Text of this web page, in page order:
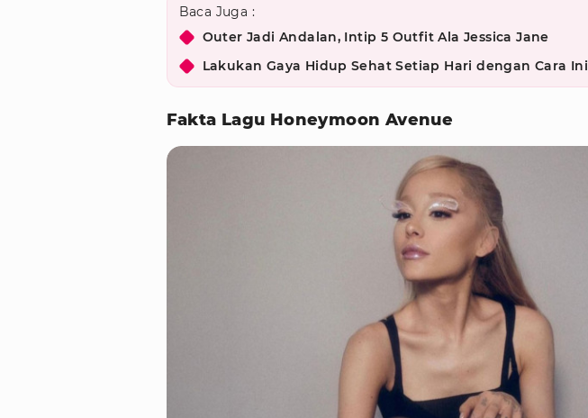
Baca Juga :
Outer Jadi Andalan, Intip 5 Outfit Ala Jessica Jane
Lakukan Gaya Hidup Sehat Setiap Hari dengan Cara Ini
Fakta Lagu Honeymoon Avenue